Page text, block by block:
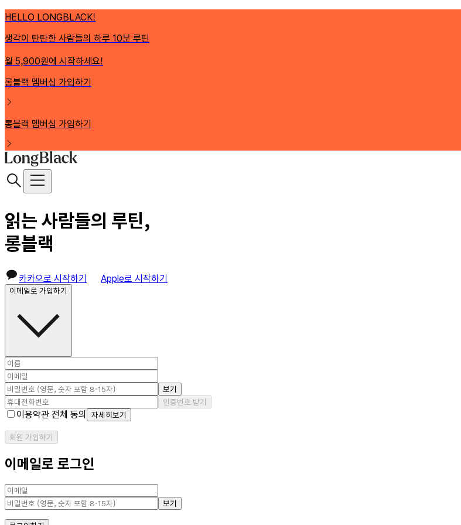
HELLO LONGBLACK!
생각이 탄탄한 사람들의 하루 10분 루틴
월 5,900원에 시작하세요!
롱블랙 멤버십 가입하기
롱블랙 멤버십 가입하기
읽는 사람들의 루틴,
롱블랙
카카오로 시작하기 Apple로 시작하기
이메일로 가입하기
보기
인증번호 받기
이용약관 전체 동의 자세히보기
회원 가입하기
이메일로 로그인
보기